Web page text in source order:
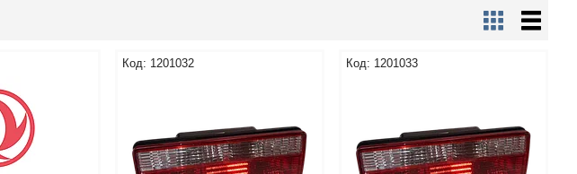
1201032 1201033